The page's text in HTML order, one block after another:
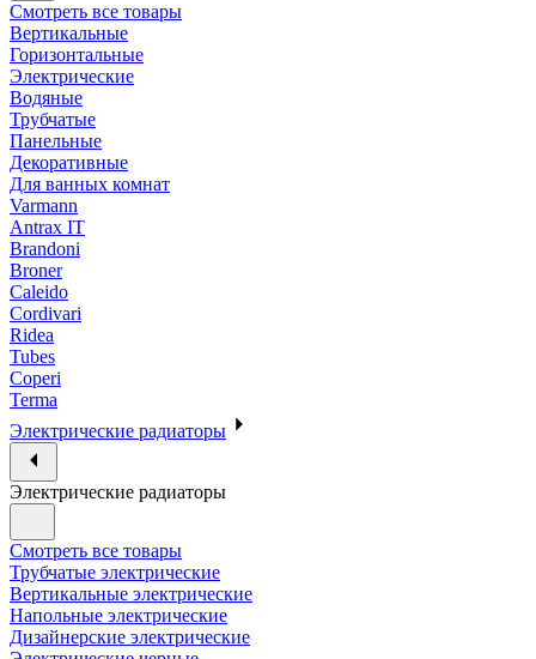
Смотреть все товары
Вертикальные
Горизонтальные
Электрические
Водяные
Трубчатые
Панельные
Декоративные
Для ванных комнат
Varmann
Antrax IT
Brandoni
Broner
Caleido
Cordivari
Ridea
Tubes
Coperi
Terma
Электрические радиаторы
Электрические радиаторы
Смотреть все товары
Трубчатые электрические
Вертикальные электрические
Напольные электрические
Дизайнерские электрические